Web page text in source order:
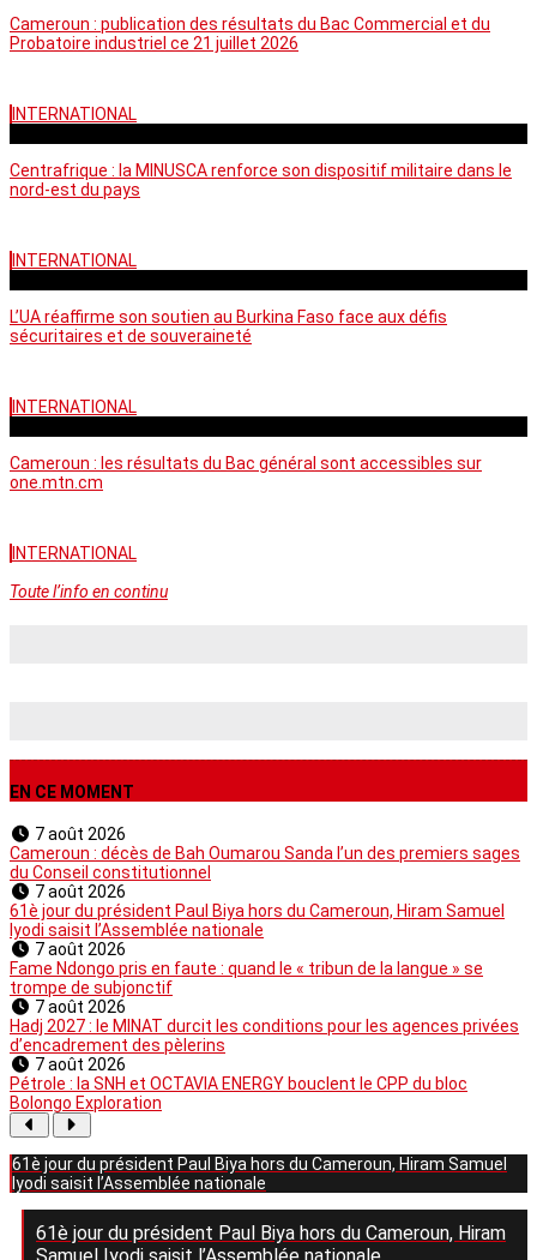
Cameroun : publication des résultats du Bac Commercial et du
Probatoire industriel ce 21 juillet 2026
INTERNATIONAL
Centrafrique : la MINUSCA renforce son dispositif militaire dans le
nord-est du pays
INTERNATIONAL
L’UA réaffirme son soutien au Burkina Faso face aux défis
sécuritaires et de souveraineté
INTERNATIONAL
Cameroun : les résultats du Bac général sont accessibles sur
one.mtn.cm
INTERNATIONAL
Toute l’info en continu
EN CE MOMENT
7 août 2026
Cameroun : décès de Bah Oumarou Sanda l’un des premiers sages
du Conseil constitutionnel
7 août 2026
61è jour du président Paul Biya hors du Cameroun, Hiram Samuel
Iyodi saisit l’Assemblée nationale
7 août 2026
Fame Ndongo pris en faute : quand le « tribun de la langue » se
trompe de subjonctif
7 août 2026
Hadj 2027 : le MINAT durcit les conditions pour les agences privées
d’encadrement des pèlerins
7 août 2026
Pétrole : la SNH et OCTAVIA ENERGY bouclent le CPP du bloc
Bolongo Exploration
61è jour du président Paul Biya hors du Cameroun, Hiram Samuel
Iyodi saisit l’Assemblée nationale
61è jour du président Paul Biya hors du Cameroun, Hiram